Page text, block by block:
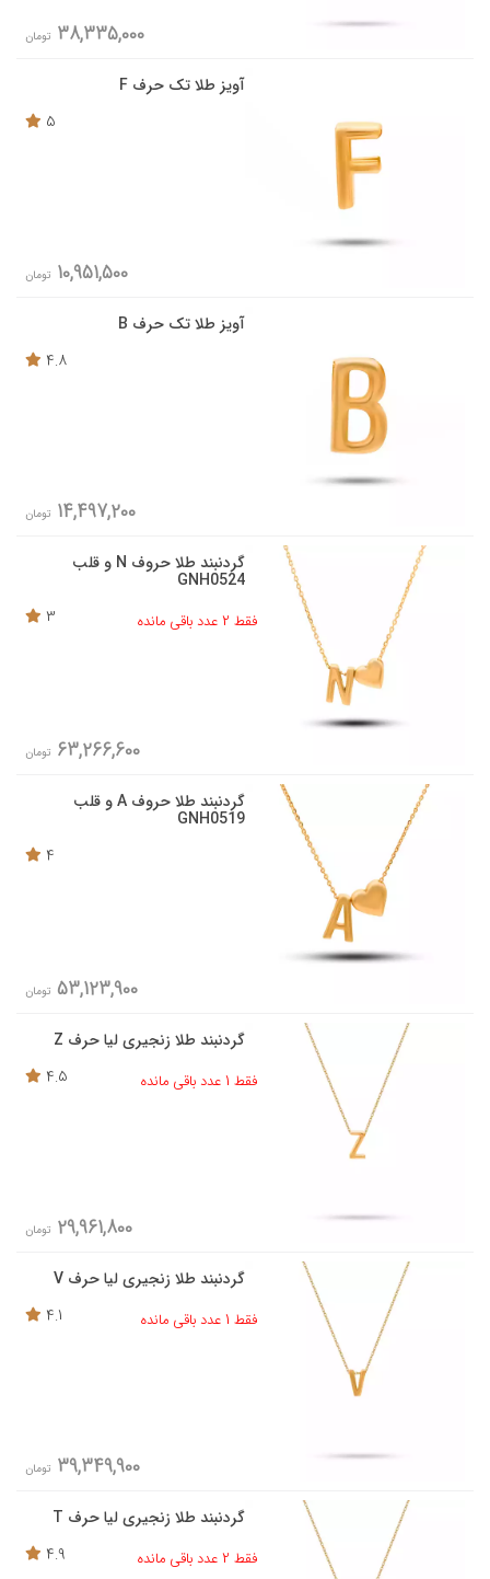
38,335,000 تومان
آویز طلا تک حرف F
5
10,951,500 تومان
آویز طلا تک حرف B
4.8
14,497,200 تومان
گردنبند طلا حروف N و قلب
GNH0524
فقط 2 عدد باقی مانده
3
63,266,600 تومان
گردنبند طلا حروف A و قلب
GNH0519
4
53,123,900 تومان
گردنبند طلا زنجیری لیا حرف Z
فقط 1 عدد باقی مانده
4.5
29,961,800 تومان
گردنبند طلا زنجیری لیا حرف V
فقط 1 عدد باقی مانده
4.1
39,349,900 تومان
گردنبند طلا زنجیری لیا حرف T
فقط 2 عدد باقی مانده
4.9